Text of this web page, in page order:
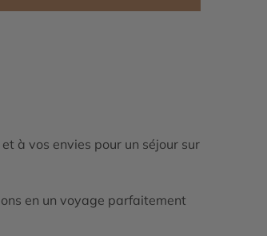
à vos envies pour un séjour sur
en un voyage parfaitement